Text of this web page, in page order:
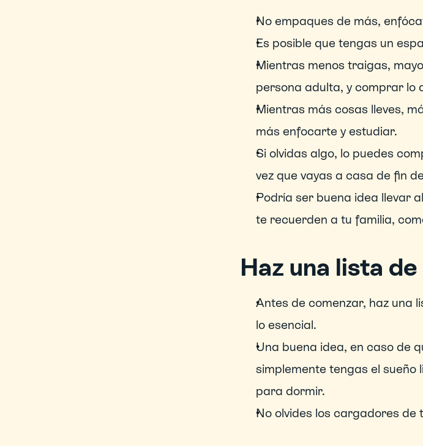
No empaques de más,
Es posible que tengas un
Mientras menos traigas,
persona adulta, y comprar lo
Mientras más cosas lleves,
más enfocarte y estudiar.
Si olvidas algo, lo puedes
vez que vayas a casa de fin
Podría ser buena idea llevar
te recuerden a tu familia,
Haz una lista
Antes de comenzar, haz una
lo esencial.
Una buena idea, en caso de
simplemente tengas el sueño
para dormir.
No olvides los cargadores de